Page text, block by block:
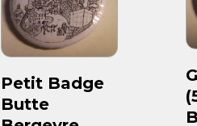
Petit Badge
Butte